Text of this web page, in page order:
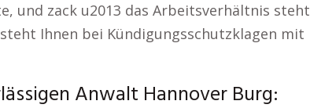
und zack u2013 das Arbeitsverhältnis steht
Ihnen bei Kündigungsschutzklagen mit
Anwalt Hannover Burg: